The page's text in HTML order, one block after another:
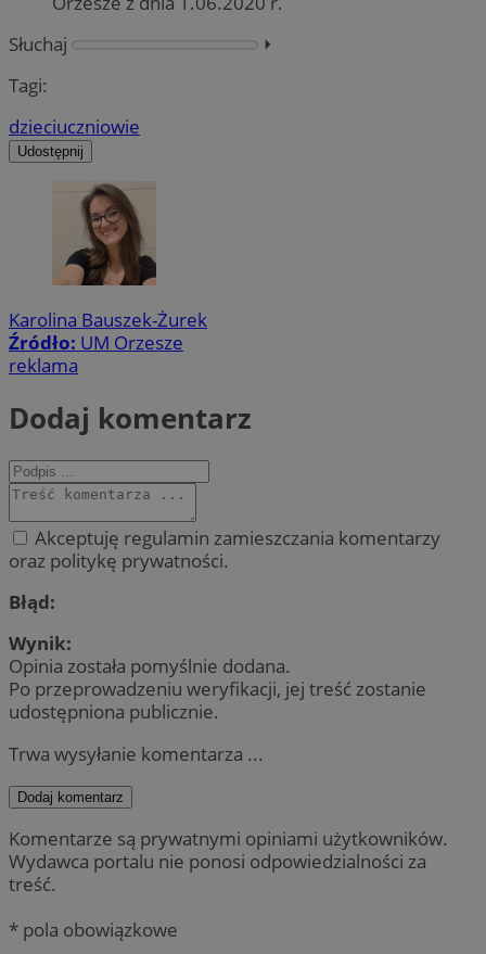
Słuchaj
⏵︎
Tagi:
dzieciuczniowie
Udostępnij
Karolina Bauszek-Żurek
Źródło: UM Orzesze
reklama
Dodaj komentarz
Akceptuję regulamin zamieszczania komentarzy
oraz politykę prywatności.
Błąd:
Wynik:
Opinia została pomyślnie dodana.
Po przeprowadzeniu weryfikacji, jej treść zostanie
udostępniona publicznie.
Trwa wysyłanie komentarza ...
Dodaj komentarz
Komentarze są prywatnymi opiniami użytkowników.
Wydawca portalu nie ponosi odpowiedzialności za
treść.
* pola obowiązkowe